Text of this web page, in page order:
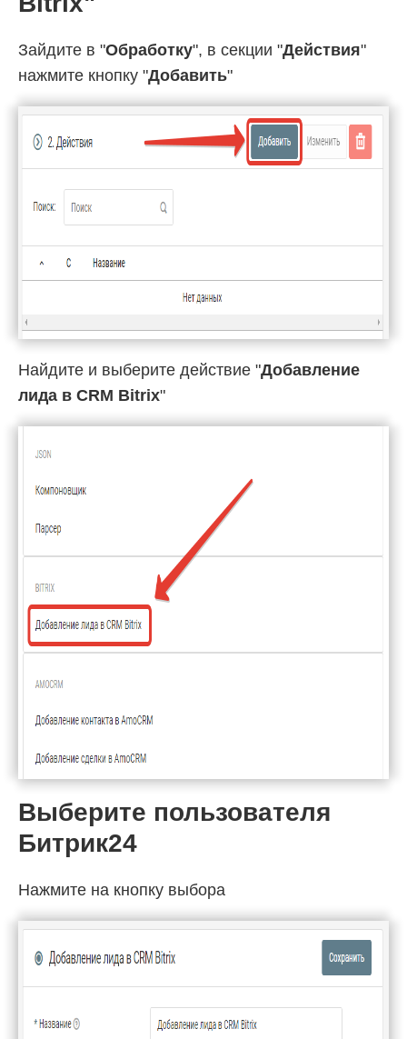
Зайдите в "Обработку", в секции "Действия"
нажмите кнопку "Добавить"
Найдите и выберите действие "Добавление
лида в CRM Bitrix"
Выберите пользователя
Битрик24
Нажмите на кнопку выбора